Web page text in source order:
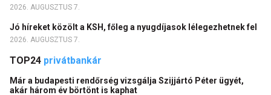
2026. AUGUSZTUS 7.
Jó híreket közölt a KSH, főleg a nyugdíjasok lélegezhetnek fel
2026. AUGUSZTUS 7.
TOP24 privátbankár
Már a budapesti rendőrség vizsgálja Szijjártó Péter ügyét,
akár három év börtönt is kaphat